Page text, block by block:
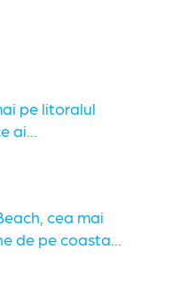
pe litoralul
ai...
cea mai
de pe coasta...